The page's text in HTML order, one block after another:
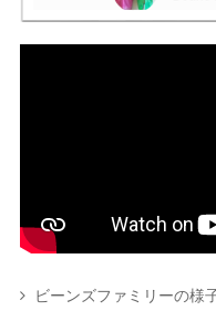
ビーンズファミリーの様